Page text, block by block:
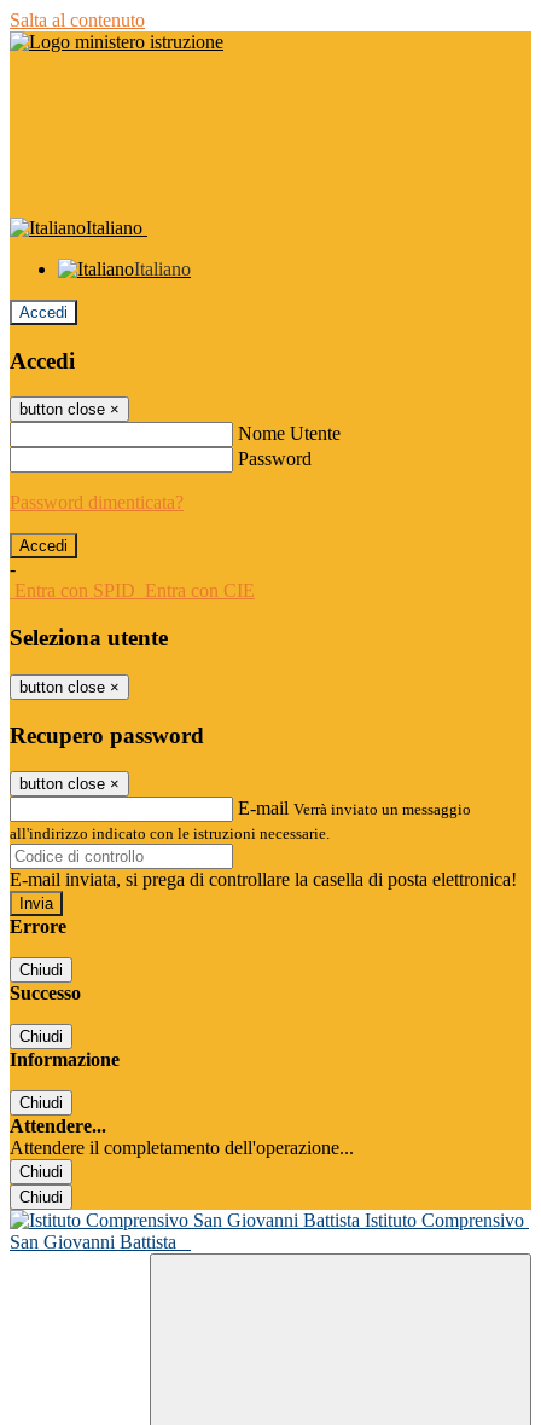
Salta al contenuto
Italiano
Italiano
Accedi
Accedi
button close ×
Nome Utente
Password
Password dimenticata?
-
Entra con SPID Entra con CIE
Seleziona utente
button close ×
Recupero password
button close ×
E-mail Verrà inviato un messaggio
all'indirizzo indicato con le istruzioni necessarie.
E-mail inviata, si prega di controllare la casella di posta elettronica!
Errore
Chiudi
Successo
Chiudi
Informazione
Chiudi
Attendere...
Attendere il completamento dell'operazione...
Chiudi
Chiudi
Istituto Comprensivo
San Giovanni Battista